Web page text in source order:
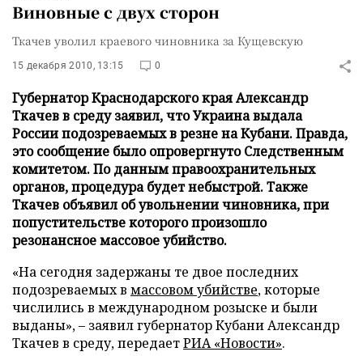
Виновные с двух сторон
Ткачев уволил краевого чиновника за Кущевскую
15 декабря 2010, 13:15 0
Губернатор Краснодарского края Александр
Ткачев в среду заявил, что Украина выдала
России подозреваемых в резне на Кубани. Правда,
это сообщение было опровергнуто Следственным
комитетом. По данным правоохранительных
органов, процедура будет небыстрой. Также
Ткачев объявил об увольнении чиновника, при
попустительстве которого произошло
резонансное массовое убийство.
«На сегодня задержаны те двое последних
подозреваемых в массовом убийстве, которые
числились в международном розыске и были
выданы»,– заявил губернатор Кубани Александр
Ткачев в среду, передаетРИА «Новости».